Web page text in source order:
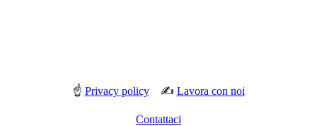
☝ Privacy policy✍ Lavora con noi
Contattaci